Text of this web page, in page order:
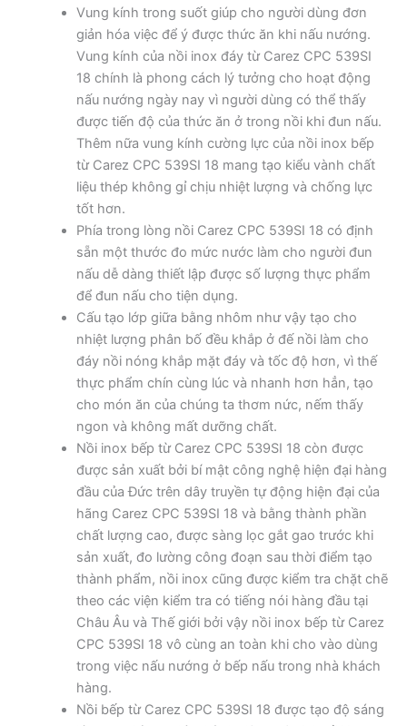
Vung kính trong suốt giúp cho người dùng đơn
giản hóa việc để ý được thức ăn khi nấu nướng.
Vung kính của nồi inox đáy từ Carez CPC 539SI
18 chính là phong cách lý tưởng cho hoạt động
nấu nướng ngày nay vì người dùng có thể thấy
được tiến độ của thức ăn ở trong nồi khi đun nấu.
Thêm nữa vung kính cường lực của nồi inox bếp
từ Carez CPC 539SI 18 mang tạo kiểu vành chất
liệu thép không gỉ chịu nhiệt lượng và chống lực
tốt hơn.
Phía trong lòng nồi Carez CPC 539SI 18 có định
sẵn một thước đo mức nước làm cho người đun
nấu dễ dàng thiết lập được số lượng thực phẩm
để đun nấu cho tiện dụng.
Cấu tạo lớp giữa bằng nhôm như vậy tạo cho
nhiệt lượng phân bố đều khắp ở đế nồi làm cho
đáy nồi nóng khắp mặt đáy và tốc độ hơn, vì thế
thực phẩm chín cùng lúc và nhanh hơn hẳn, tạo
cho món ăn của chúng ta thơm nức, nếm thấy
ngon và không mất dưỡng chất.
Nồi inox bếp từ Carez CPC 539SI 18 còn được
được sản xuất bởi bí mật công nghệ hiện đại hàng
đầu của Đức trên dây truyền tự động hiện đại của
hãng Carez CPC 539SI 18 và bằng thành phần
chất lượng cao, được sàng lọc gắt gao trước khi
sản xuất, đo lường công đoạn sau thời điểm tạo
thành phẩm, nồi inox cũng được kiểm tra chặt chẽ
theo các viện kiểm tra có tiếng nói hàng đầu tại
Châu Âu và Thế giới bởi vậy nồi inox bếp từ Carez
CPC 539SI 18 vô cùng an toàn khi cho vào dùng
trong việc nấu nướng ở bếp nấu trong nhà khách
hàng.
Nồi bếp từ Carez CPC 539SI 18 được tạo độ sáng